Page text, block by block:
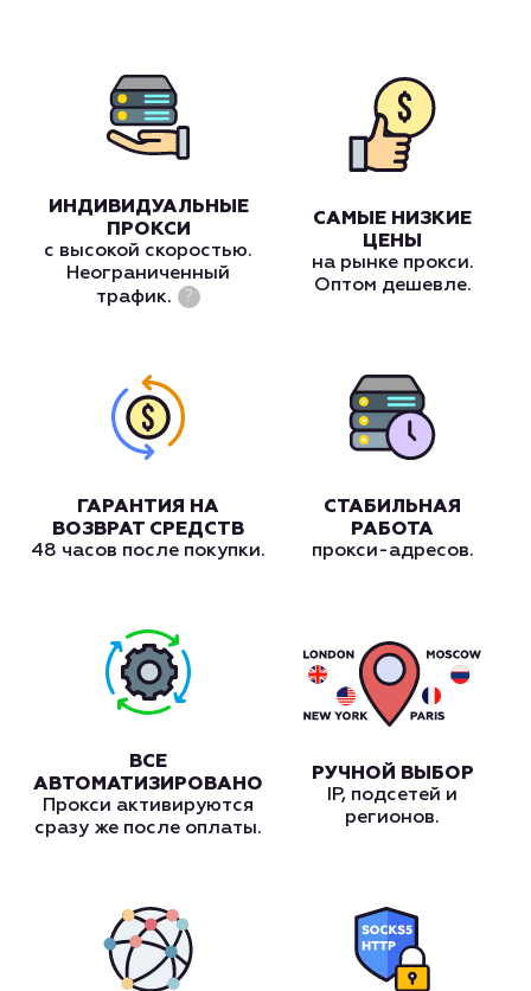
ИНДИВИДУАЛЬНЫЕ
ПРОКСИ
с высокой скоростью.
Неограниченный
трафик.
?
САМЫЕ НИЗКИЕ
ЦЕНЫ
на рынке прокси.
Оптом дешевле.
ГАРАНТИЯ НА
ВОЗВРАТ СРЕДСТВ
48 часов после покупки.
СТАБИЛЬНАЯ
РАБОТА
прокси-адресов.
ВСЕ
АВТОМАТИЗИРОВАНО
Прокси активируются
сразу же после оплаты.
РУЧНОЙ ВЫБОР
IP, подсетей и
регионов.